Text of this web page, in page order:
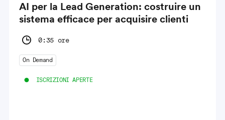
AI per la Lead Generation: costruire un
sistema efficace per acquisire clienti
0:35 ore
On Demand
ISCRIZIONI APERTE